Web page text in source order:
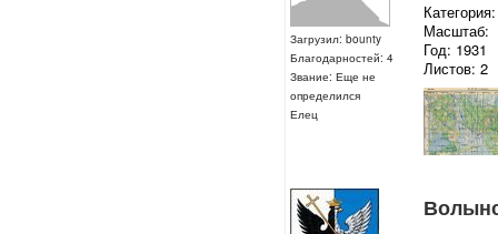
Загрузил: bounty
Благодарностей: 4
Звание: Еще не
определился
Елец
Масштаб:
Год: 1931
Листов: 2